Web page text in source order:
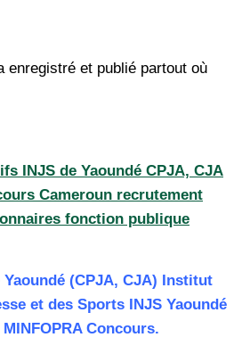
enregistré et publié partout où
INJS de Yaoundé CPJA, CJA
Cameroun recrutement
fonction publique
(CPJA, CJA) Institut
et des Sports INJS Yaoundé
Concours.